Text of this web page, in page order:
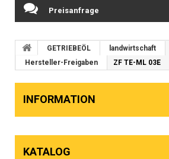
Preisanfrage
GETRIEBEÖL
landwirtschaft
Hersteller-Freigaben
ZF TE-ML 03E
INFORMATION
KATALOG